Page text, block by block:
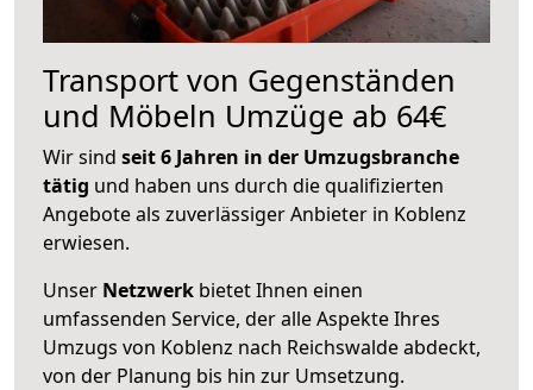
Transport von Gegenständen
und Möbeln Umzüge ab 64€
Wir sind seit 6 Jahren in der Umzugsbranche
tätig und haben uns durch die qualifizierten
Angebote als zuverlässiger Anbieter in Koblenz
erwiesen.
Unser Netzwerk bietet Ihnen einen
umfassenden Service, der alle Aspekte Ihres
Umzugs von Koblenz nach Reichswalde abdeckt,
von der Planung bis hin zur Umsetzung.